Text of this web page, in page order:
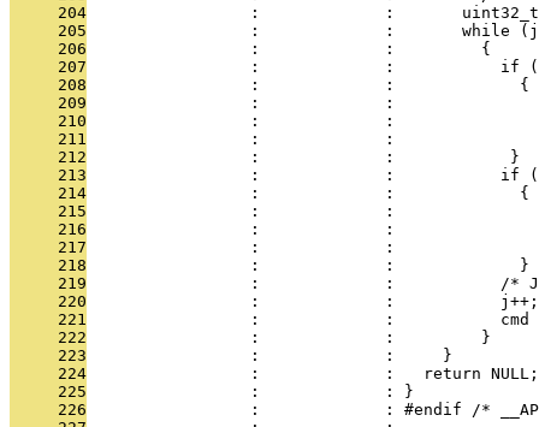
     204
:             :
     205
:             :       while
     206
                 :             :         {
     207
:             :           if
     208
                 :             :             {
     209
:             :
     210
:             :
     211
:             :
     212
                 :             :            }
     213
:             :           if
     214
                 :             :             {
     215
:             :
     216
:             :
     217
:             :
     218
                 :             :             }
     219
:             :           /*
     220
                 :             :           j++;
     221
:             :
     222
                 :             :         }
     223
                 :             :     }
     224
                 :             :   return NULL;
     225
                 :             : }
     226
:             : #endif /*